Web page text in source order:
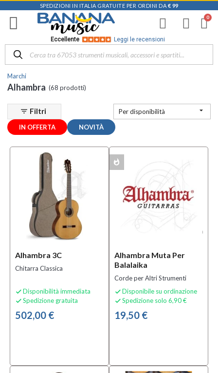
SPEDIZIONI IN ITALIA GRATUITE PER ORDINI DA € 99
Eccellente Leggi le recensioni
Marchi
Alhambra (68 prodotti)
Filtra
i
risultati
Disponibile
in
Negozio
Music |
Vicenza
(3)
Categoria
Accessori
Chitarre
e Bassi
Altri
Strumenti
a Corda
Custodie
Strumenti
a Corda
(2)
Sottocategoria
IN OFFERTA NOVITÀ
filter_list Filtri Per disponibilità 
Alhambra 3C
Chitarra Classica
 Disponibilità immediata
 Spedizione gratuita
502,00 €
Alhambra Muta Per
Balalaika
Corde per Altri Strumenti
 Disponibile su ordinazione
 Spedizione solo 6,90 €
19,50 €
whatshot